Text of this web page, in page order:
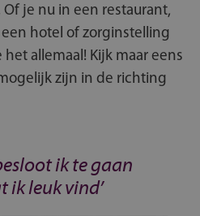
je nu in een restaurant,
hotel of zorginstelling
allemaal! Kijk maar eens
zijn in de richting
ik te gaan
ik leuk vind’